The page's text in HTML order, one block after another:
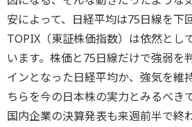
安によって、日経平均は75日線を下
TOPIX（東証株価指数）は依然とし
います。株価と75日線だけで強弱を
インとなった日経平均か、強気を維
ちらを今の日本株の実力とみるべき
国内企業の決算発表も来週前半で終